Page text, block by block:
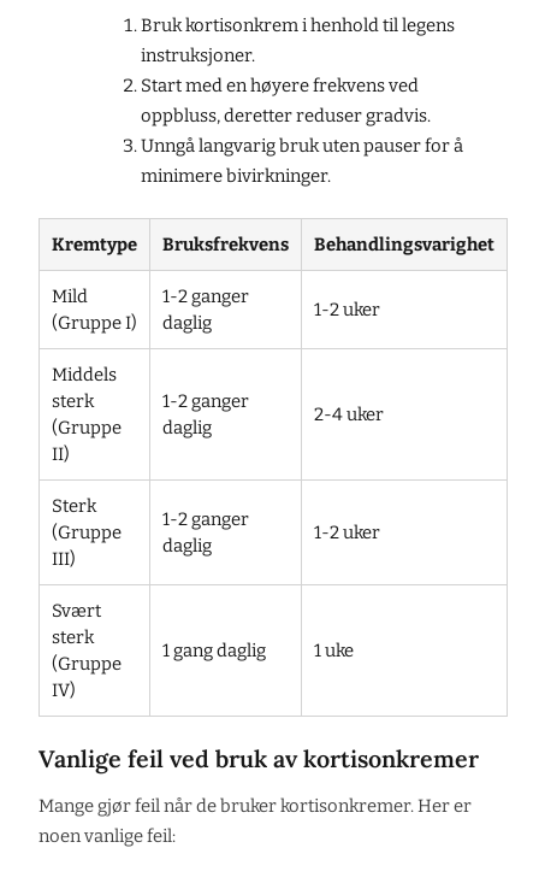
Bruk kortisonkrem i henhold til legens
instruksjoner.
Start med en høyere frekvens ved
oppbluss, deretter reduser gradvis.
Unngå langvarig bruk uten pauser for å
minimere bivirkninger.
Kremtype Bruksfrekvens Behandlingsvarighet
Mild
(Gruppe I)
1-2 ganger
daglig
1-2 uker
Middels
sterk
(Gruppe
II)
1-2 ganger
daglig
2-4 uker
Sterk
(Gruppe
III)
1-2 ganger
daglig
1-2 uker
Svært
sterk
(Gruppe
IV)
1 gang daglig 1 uke
Vanlige feil ved bruk av kortisonkremer
Mange gjør feil når de bruker kortisonkremer. Her er
noen vanlige feil: